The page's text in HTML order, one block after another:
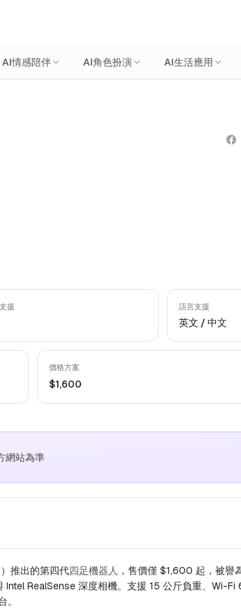
AI情感陪伴 AI角色扮演 AI生活應用
援 語言支援
英文 / 中文
價格方案
$1,600
網站為準
推出的第四代四足機器人 ，售價僅 $1,600 起，被譽
RealSense 深度相機。支援 15 公斤負重、Wi-